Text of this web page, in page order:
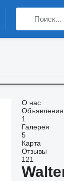
О нас
Объявления
1
Галерея
5
Карта
Отзывы
121